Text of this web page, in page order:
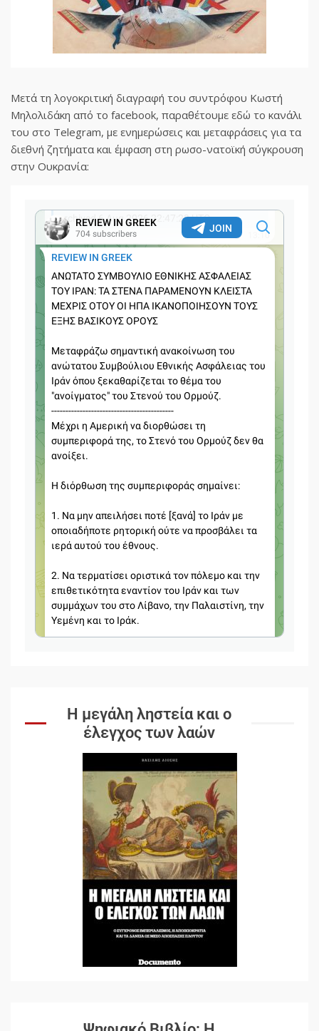
Μετά τη λογοκριτική διαγραφή του συντρόφου Κωστή
Μηλολιδάκη από το facebook, παραθέτουμε εδώ το κανάλι
του στο Telegram, με ενημερώσεις και μεταφράσεις για τα
διεθνή ζητήματα και έμφαση στη ρωσο-νατοϊκή σύγκρουση
στην Ουκρανία:
Η μεγάλη ληστεία και ο
έλεγχος των λαών